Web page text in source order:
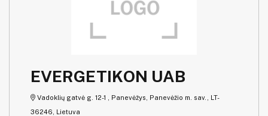
EVERGETIKON UAB
Vadoklių gatvė g. 12-1 , Panevėžys, Panevėžio m. sav., LT-
36246, Lietuva